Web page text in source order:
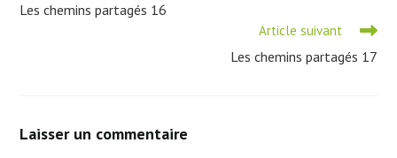
articles
Les chemins partagés 16
Article suivant
Les chemins partagés 17
Laisser un commentaire